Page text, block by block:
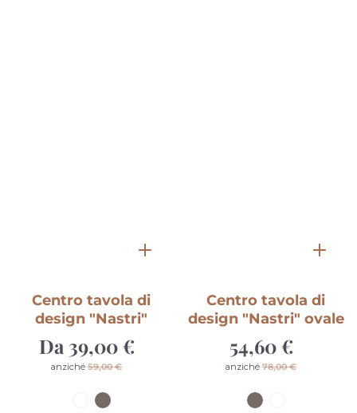
Centro tavola di
design "Nastri" ovale
Prezzo
di
vendita
54,60 €
Prezzo
listino
anziché 78,00 €
Centro tavola di
design floreale Fior
di Loto piccolo
Prezzo
42,00 €